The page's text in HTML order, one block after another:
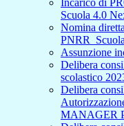
Incarico di
Scuola 4.0
Nomina
Assunzione
Delibera
scolastico
Delibera
MANAGER